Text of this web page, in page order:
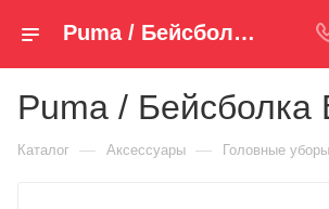
Puma / Бейсболка ESS Cap 022416_82 — купить за 1 490 руб. ₽ в Spm-Shop.ru | Хумтто.РФ - Спорт+Мода
Puma / Бейсболка
Каталог — Аксессуары — Головные уборы